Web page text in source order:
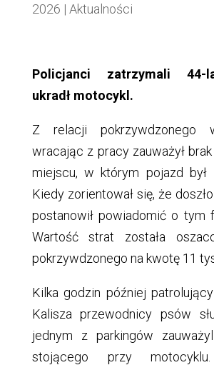
2026 | Aktualności
Policjanci zatrzymali 44-
ukradł motocykl.
Z relacji pokrzywdzonego
wracając z pracy zauważył
miejscu, w którym pojazd był
Kiedy zorientował się, że
postanowił powiadomić o tym
Wartość strat została
pokrzywdzonego na kwotę 11
Kilka godzin później
Kalisza przewodnicy psów
jednym z parkingów
stojącego przy